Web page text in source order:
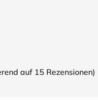
auf 15 Rezensionen)